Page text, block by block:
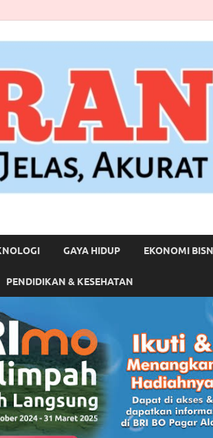
GAYA HIDUP EKONOMI
PENDIDIKAN & KESEHATAN